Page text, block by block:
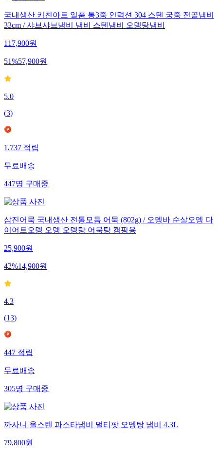
국내생산 키친아트 일품 통3중 인덕션 304 스텐 궁중 전골냄비
33cm / 샤브샤브냄비 냄비 스텐냄비 오뎅탕냄비
117,900원
51%57,900원
5.0
(3)
1,737 적립
무료배송
447명 구매중
삼진어묵 국내생산 전통모듬 어묵 (802g) / 오뎅바 순살오뎅 다
이어트오뎅 오뎅 오뎅탕 어묵탕 캠핑용
25,900원
42%14,900원
4.3
(13)
447 적립
무료배송
305명 구매중
까사니 올스텐 파스타냄비 멀티팟 오뎅탕 냄비 4.3L
79,800원